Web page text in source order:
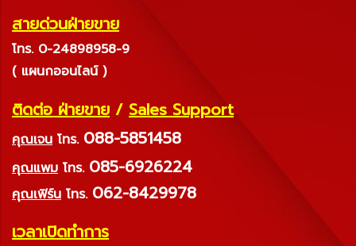
สายด่วนฝ่ายขาย
โทร. 0-24898958-9
( แผนกออนไลน์ )
ติดต่อ ฝ่ายขาย / Sales Support
คุณเจน โทร. 088-5851458
คุณแพม โทร. 085-6926224
คุณเฟิร์น โทร. 062-8429978
เวลาเปิดทำการ